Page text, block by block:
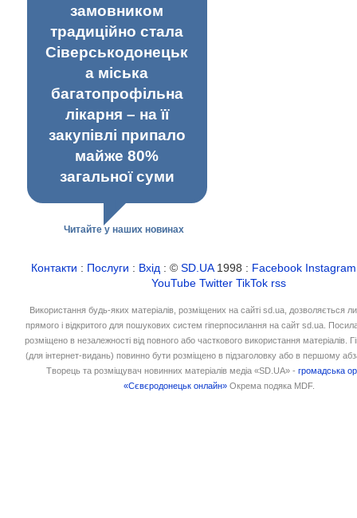
замовником
традиційно стала
Сіверськодонецьк
а міська
багатопрофільна
лікарня – на її
закупівлі припало
майже 80%
загальної суми
Читайте у наших новинах
Контакти : Послуги : Вхід : ©SD.UA1998 : Facebook Instagram
YouTube Twitter TikTok rss
Використання будь-яких матеріалів, розміщених на сайті sd.ua, дозволяється
прямого і відкритого для пошукових систем гіперпосилання на сайт sd.ua.
розміщено в незалежності від повного або часткового використання матеріалів.
(для інтернет-видань) повинно бути розміщено в підзаголовку або в першому
Творець та розміщувач новинних матеріалів медіа «SD.UA» -громадська
«Сєвєродонецьк онлайн» Окрема подяка MDF.